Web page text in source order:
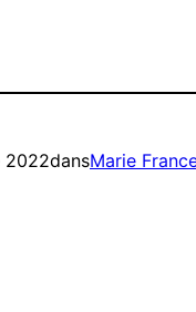
2022dansMarie